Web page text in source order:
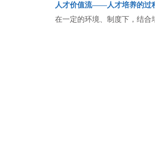
人才价值流——人才培养的过
在一定的环境、制度下，结合